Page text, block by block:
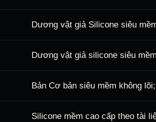
Dương vật giả Silicone siêu
Dương vật giả silicone siêu
Bản Cơ bản siêu mềm không
Silicone mềm cao cấp theo tài